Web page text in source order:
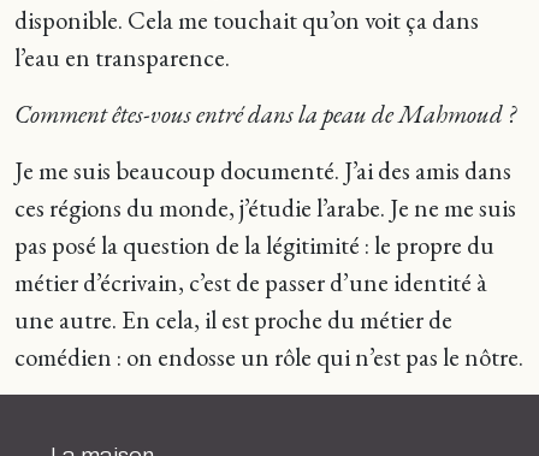
disponible. Cela me touchait qu’on voit ça dans
l’eau en transparence.
Comment êtes-vous entré dans la peau de Mahmoud ?
Je me suis beaucoup documenté. J’ai des amis dans
ces régions du monde, j’étudie l’arabe. Je ne me suis
pas posé la question de la légitimité : le propre du
métier d’écrivain, c’est de passer d’une identité à
une autre. En cela, il est proche du métier de
comédien : on endosse un rôle qui n’est pas le nôtre.